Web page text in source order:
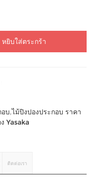
หยิบใส่ตระกร้า
บ,ไม้ปิงปองประกอบ ราคา
Yasaka
ติดต่อเรา